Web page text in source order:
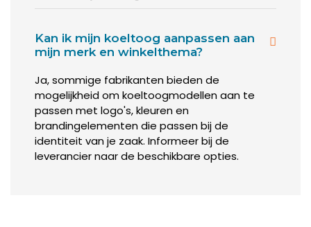
Het alternatief is een koeltoonbank met externe koelunit.
niet horen of zien. De warmte komt dan ook niet in uw
winkelruimte.
Het nadeel van een externe koelunit is dat u dus wel een
ruimte ervoor moet hebben. En dat de installatie wat
voeten in de aarde heeft. Waarschijnlijk moet u dit laten
doen door een monteur.
Welke uitstraling moet uw
Kan ik mijn koeltoog aanpassen aan
mijn merk en winkelthema?
Ja, sommige fabrikanten bieden de
mogelijkheid om koeltoogmodellen aan te
passen met logo's, kleuren en
brandingelementen die passen bij de
identiteit van je zaak. Informeer bij de
leverancier naar de beschikbare opties.